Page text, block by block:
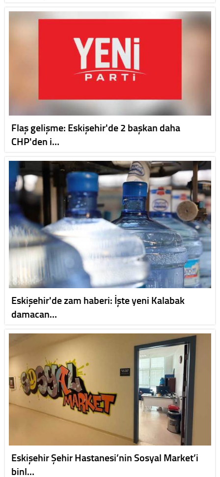
Flaş gelişme: Eskişehir'de 2 başkan daha
CHP'den i…
Eskişehir'de zam haberi: İşte yeni Kalabak
damacan…
Eskişehir Şehir Hastanesi’nin Sosyal Market’i
binl…